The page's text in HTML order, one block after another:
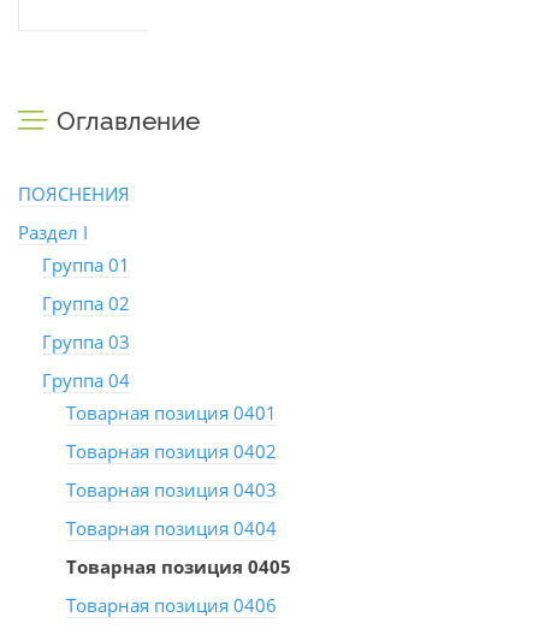
Оглавление
ПОЯСНЕНИЯ
Раздел I
Группа 01
Группа 02
Группа 03
Группа 04
Товарная позиция 0401
Товарная позиция 0402
Товарная позиция 0403
Товарная позиция 0404
Товарная позиция 0405
Товарная позиция 0406